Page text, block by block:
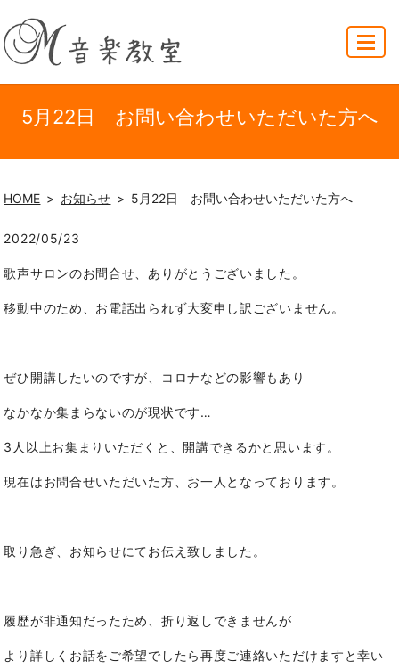
5月22日 お問い合わせいただいた方へ
HOME お知らせ 5月22日 お問い合わせいただいた方へ
2022/05/23
歌声サロンのお問合せ、ありがとうございました。
移動中のため、お電話出られず大変申し訳ございません。
ぜひ開講したいのですが、コロナなどの影響もあり
なかなか集まらないのが現状です…
3人以上お集まりいただくと、開講できるかと思います。
現在はお問合せいただいた方、お一人となっております。
取り急ぎ、お知らせにてお伝え致しました。
履歴が非通知だったため、折り返しできませんが
より詳しくお話をご希望でしたら再度ご連絡いただけますと幸い